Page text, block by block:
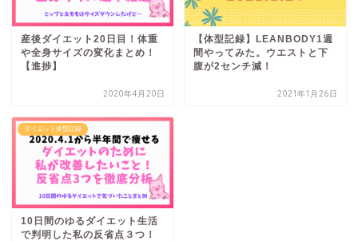
産後ダイエット20日目！体重
や全身サイズの変化まとめ！
【進捗】
2020年4月20日
【体型記録】LEANBODY1週
間やってみた。ウエストと下
腹が2センチ減！
2021年1月26日
ダイエット体型記録
10日間のゆるダイエット生活
で判明した私の反省点３つ！